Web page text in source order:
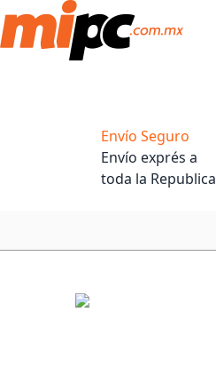
Envío Seguro
Envío exprés a
toda la Republica